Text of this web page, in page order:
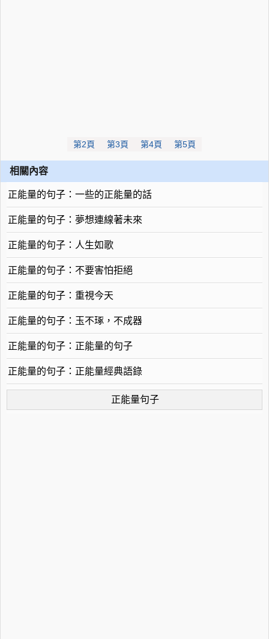
第2頁 第3頁 第4頁 第5頁
相關內容
正能量的句子：一些的正能量的話
正能量的句子：夢想連線著未來
正能量的句子：人生如歌
正能量的句子：不要害怕拒絕
正能量的句子：重視今天
正能量的句子：玉不琢，不成器
正能量的句子：正能量的句子
正能量的句子：正能量經典語錄
正能量句子